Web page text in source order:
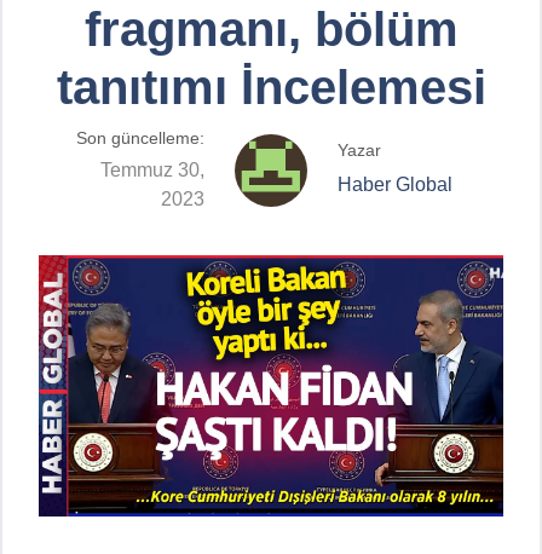
fragmanı, bölüm
tanıtımı İncelemesi
Son güncelleme:
Temmuz 30,
2023
Yazar
Haber Global